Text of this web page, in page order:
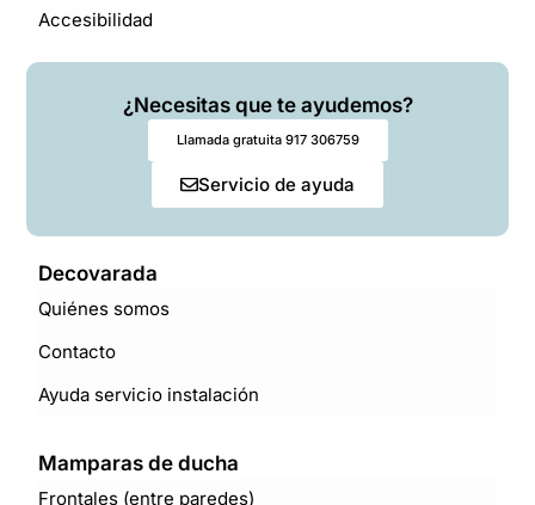
Accesibilidad
¿Necesitas que te ayudemos?
Llamada gratuita 917 306759
Servicio de ayuda
Decovarada
Quiénes somos
Contacto
Ayuda servicio instalación
Mamparas de ducha
Frontales (entre paredes)